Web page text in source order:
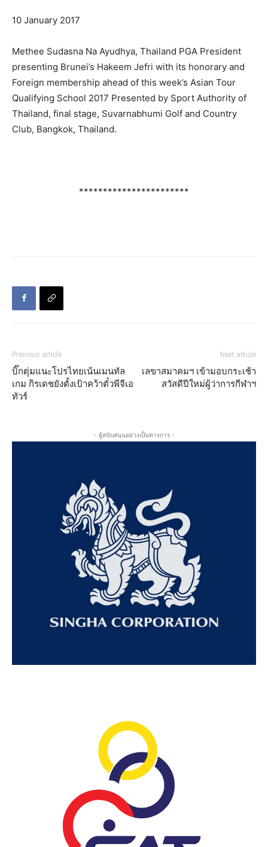
10 January 2017
Methee Sudasna Na Ayudhya, Thailand PGA President
presenting Brunei’s Hakeem Jefri with its honorary and
Foreign membership ahead of this week’s Asian Tour
Qualifying School 2017 Presented by Sport Authority of
Thailand, final stage, Suvarnabhumi Golf and Country
Club, Bangkok, Thailand.
***********************
Previous article
บิ๊กตุ่มแนะโปรไทยเน้นเมนทัล
เกม กิรเดชยังตั้งเป้าคว้าตั๋วพีจีเอ
ทัวร์
Next article
เลขาสมาคมฯ เข้ามอบกระเช้า
สวัสดีปีใหม่ผู้ว่าการกีฬาฯ
- ผู้สนับสนุนอย่างเป็นทางการ -